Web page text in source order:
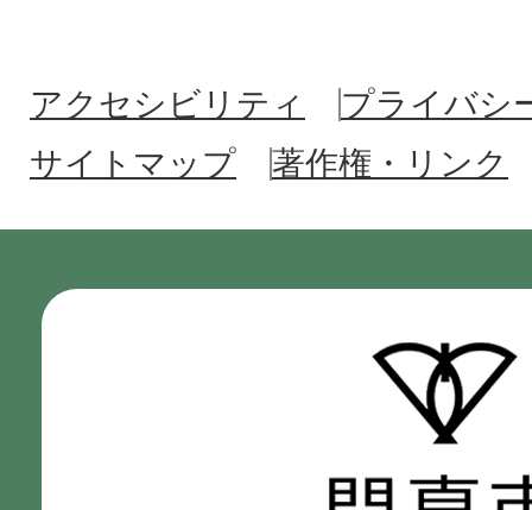
アクセシビリティ
プライバシ
サイトマップ
著作権・リンク
市